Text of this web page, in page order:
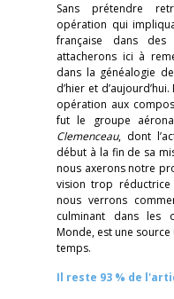
Sans prétendre
opération qui
française dans des
attacherons ici à
dans la généalogie
d’hier et
opération aux
fut le groupe
Clemenceau, dont
début à la fin de sa
nous axerons notre
vision trop
nous verrons
culminant dans les
Monde, est une
temps.
Il reste 93 % de